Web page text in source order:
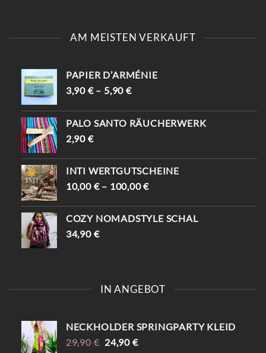
AM MEISTEN VERKAUFT
PAPIER D’ARMÉNIE
3,90 €– 5,90€
PALO SANTO RÄUCHERWERK
2,90 €
INTI WERTGUTSCHEINE
10,00 €– 100,00€
COZY NOMADSTYLE SCHAL
34,90 €
IN ANGEBOT
NECKHOLDER SPRINGPARTY KLEID
29,90€ URSPRÜNGLICHER
24,90 €AKTUELLER